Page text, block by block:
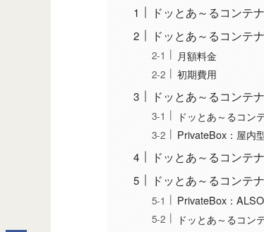
ドッとあ～るコンテ
ドッとあ～るコンテ
月額料金
初期費用
ドッとあ～るコンテ
ドッとあ～るコン
PrivateBox：屋内
ドッとあ～るコンテ
ドッとあ～るコンテ
PrivateBox：
ドッとあ～るコン